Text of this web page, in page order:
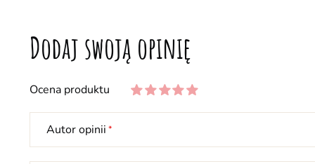
Dodaj swoją opinię
Ocena produktu
Autor opinii